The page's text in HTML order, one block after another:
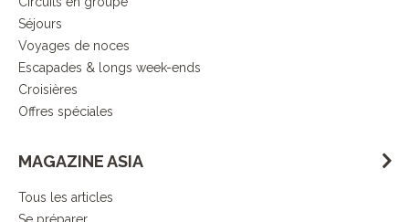
Séjours
Voyages de noces
Escapades & longs week-ends
Croisières
Offres spéciales
MAGAZINE ASIA
Tous les articles